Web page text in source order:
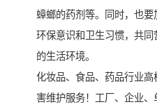
蟑螂的药剂等。同时，也
环保意识和卫生习惯，共
的生活环境。
化妆品、食品、药品行业高
害维护服务！工厂、企业、